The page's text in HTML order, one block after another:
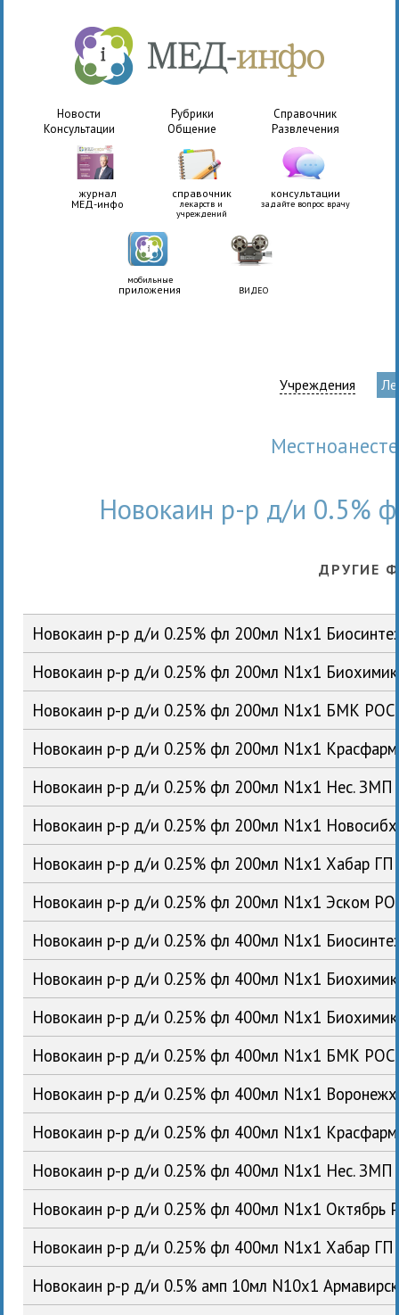
Новости Рубрики
Справочник
Консультации
Общение Развлечения
журнал
МЕД-инфо
справочник
лекарств и
учреждений
консультации
задайте вопрос врачу
мобильные
приложения ВИДЕО
Учреждения
Новокаин р-р д/и 0.5%
ДРУГИЕ
Новокаин р-р д/и 0.25% фл 200мл N1x1
Новокаин р-р д/и 0.25% фл 200мл N1x1
Новокаин р-р д/и 0.25% фл 200мл N1x1 БМК РОС
Новокаин р-р д/и 0.25% фл 200мл N1x1
Новокаин р-р д/и 0.25% фл 200мл N1x1 Нес.
Новокаин р-р д/и 0.25% фл 200мл N1x1
Новокаин р-р д/и 0.25% фл 200мл N1x1 Хабар
Новокаин р-р д/и 0.25% фл 200мл N1x1 Эском
Новокаин р-р д/и 0.25% фл 400мл N1x1
Новокаин р-р д/и 0.25% фл 400мл N1x1
Новокаин р-р д/и 0.25% фл 400мл N1x1
Новокаин р-р д/и 0.25% фл 400мл N1x1 БМК РОС
Новокаин р-р д/и 0.25% фл 400мл N1x1
Новокаин р-р д/и 0.25% фл 400мл N1x1
Новокаин р-р д/и 0.25% фл 400мл N1x1 Нес.
Новокаин р-р д/и 0.25% фл 400мл N1x1 Октябрь
Новокаин р-р д/и 0.25% фл 400мл N1x1 Хабар
Новокаин р-р д/и 0.5% амп 10мл N10x1